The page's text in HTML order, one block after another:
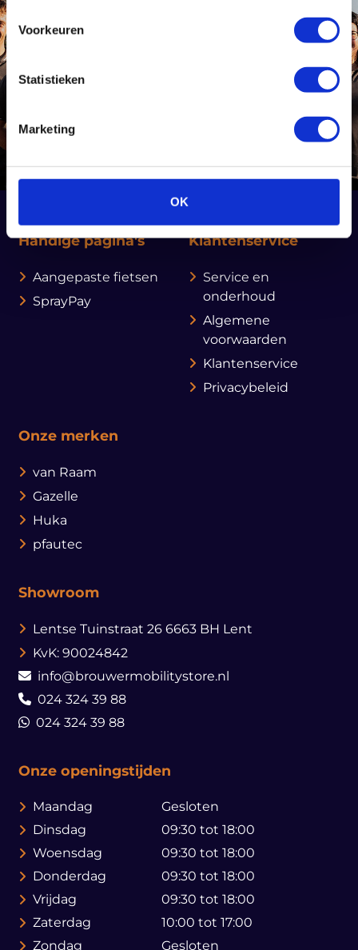
Voorkeuren
Statistieken
Marketing
OK
Handige pagina's
Aangepaste fietsen
SprayPay
Klantenservice
Service en
onderhoud
Algemene
voorwaarden
Klantenservice
Privacybeleid
Onze merken
van Raam
Gazelle
Huka
pfautec
Showroom
Lentse Tuinstraat 26 6663 BH Lent
KvK: 90024842
info@brouwermobilitystore.nl
024 324 39 88
024 324 39 88
Onze openingstijden
Maandag
Gesloten
Dinsdag
09:30 tot 18:00
Woensdag
09:30 tot 18:00
Donderdag
09:30 tot 18:00
Vrijdag
09:30 tot 18:00
Zaterdag
10:00 tot 17:00
Zondag
Gesloten